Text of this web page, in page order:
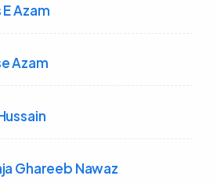
Azam
Azam
Ghareeb Nawaz